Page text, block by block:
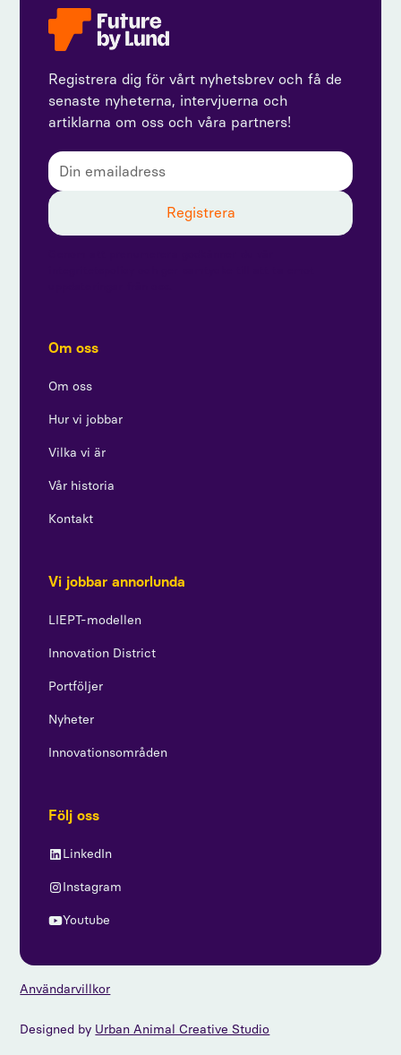
Registrera dig för vårt nyhetsbrev och få de
senaste nyheterna, intervjuerna och
artiklarna om oss och våra partners!
Om oss
Om oss
Hur vi jobbar
Vilka vi är
Vår historia
Kontakt
Vi jobbar annorlunda
LIEPT-modellen
Innovation District
Portföljer
Nyheter
Innovationsområden
Följ oss
LinkedIn
Instagram
Youtube
Designed by Urban Animal Creative Studio
Användarvillkor